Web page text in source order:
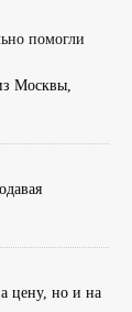
помогли
Москвы,
цену, но и на